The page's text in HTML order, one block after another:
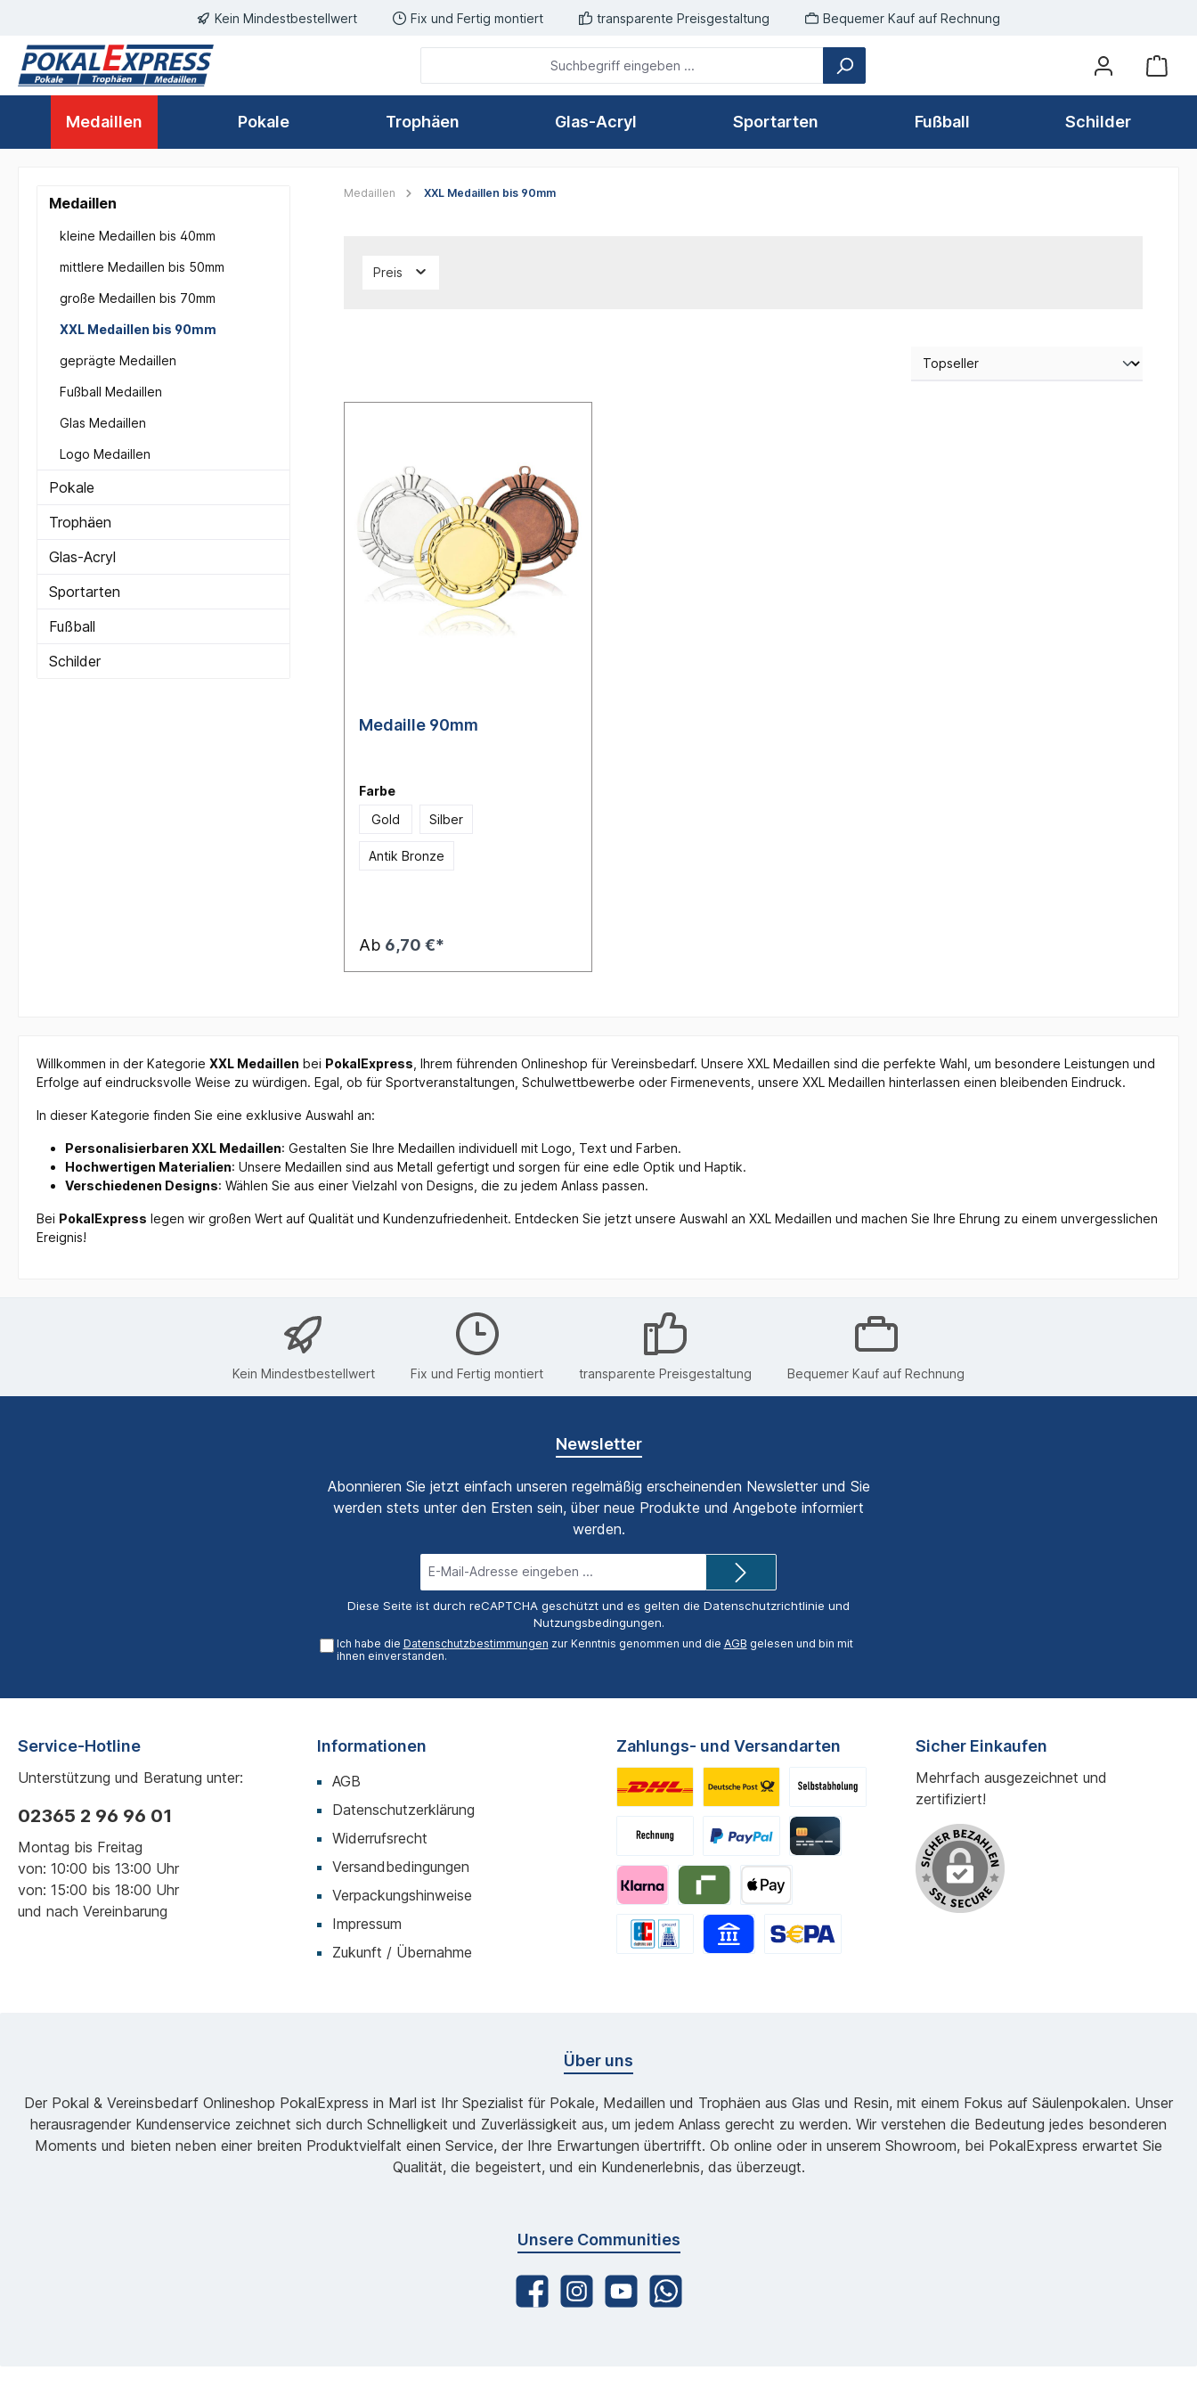
Zur Hauptnavigation springenKein Mindestbestellwert Fix und Fertig montiert transparente Preisgestaltung Bequemer Kauf auf Rechnung
Medaillen Pokale Trophäen Glas-Acryl Sportarten Fußball Schilder
Medaillen
kleine Medaillen bis 40mm
mittlere Medaillen bis 50mm
große Medaillen bis 70mm
XXL Medaillen bis 90mm
geprägte Medaillen
Fußball Medaillen
Glas Medaillen
Logo Medaillen
Pokale
Trophäen
Glas-Acryl
Sportarten
Fußball
Schilder
Medaillen XXL Medaillen bis 90mm
Preis
Medaille 90mm
Farbe
Gold
Silber
Antik Bronze
Ab 6,70 €*
Willkommen in der Kategorie XXL Medaillen bei PokalExpress , Ihrem führenden Onlineshop für Vereinsbedarf. Unsere XXL Medaillen sind die perfekte Wahl, um besondere Leistungen und
Erfolge auf eindrucksvolle Weise zu würdigen. Egal, ob für Sportveranstaltungen, Schulwettbewerbe oder Firmenevents, unsere XXL Medaillen hinterlassen einen bleibenden Eindruck.
In dieser Kategorie finden Sie eine exklusive Auswahl an:
Personalisierbaren XXL Medaillen: Gestalten Sie Ihre Medaillen individuell mit Logo, Text und Farben.
Hochwertigen Materialien: Unsere Medaillen sind aus Metall gefertigt und sorgen für eine edle Optik und Haptik.
Verschiedenen Designs: Wählen Sie aus einer Vielzahl von Designs, die zu jedem Anlass passen.
Bei PokalExpress legen wir großen Wert auf Qualität und Kundenzufriedenheit. Entdecken Sie jetzt unsere Auswahl an XXL Medaillen und machen Sie Ihre Ehrung zu einem unvergesslichen
Ereignis!
Kein Mindestbestellwert Fix und Fertig montiert transparente Preisgestaltung Bequemer Kauf auf Rechnung
Newsletter
Abonnieren Sie jetzt einfach unseren regelmäßig erscheinenden Newsletter und Sie
werden stets unter den Ersten sein, über neue Produkte und Angebote informiert
werden.
Mail-
Adresse*
Diese Seite ist durch reCAPTCHA geschützt und es gelten die Datenschutzrichtlinie und
Nutzungsbedingungen.
Ich habe die Datenschutzbestimmungen zur Kenntnis genommen und die AGB gelesen und bin mit
ihnen einverstanden.
Service-Hotline
Unterstützung und Beratung unter:
02365 2 96 96 01
Montag bis Freitag
von: 10:00 bis 13:00 Uhr
von: 15:00 bis 18:00 Uhr
und nach Vereinbarung
Informationen
AGB
Datenschutzerklärung
Widerrufsrecht
Versandbedingungen
Verpackungshinweise
Impressum
Zukunft / Übernahme
Zahlungs- und Versandarten Sicher Einkaufen
Mehrfach ausgezeichnet und
zertifiziert!
Über uns
Der Pokal & Vereinsbedarf Onlineshop PokalExpress in Marl ist Ihr Spezialist für Pokale, Medaillen und Trophäen aus Glas und Resin, mit einem Fokus auf Säulenpokalen. Unser
herausragender Kundenservice zeichnet sich durch Schnelligkeit und Zuverlässigkeit aus, um jedem Anlass gerecht zu werden. Wir verstehen die Bedeutung jedes besonderen
Moments und bieten neben einer breiten Produktvielfalt einen Service, der Ihre Erwartungen übertrifft. Ob online oder in unserem Showroom, bei PokalExpress erwartet Sie
Qualität, die begeistert, und ein Kundenerlebnis, das überzeugt.
Unsere Communities